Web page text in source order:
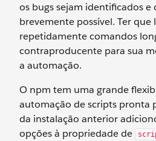
os bugs sejam identificados e
brevemente possível. Ter
repetidamente comandos
contraproducente para sua
a automação.
O npm tem uma grande
automação de scripts pronta
da instalação anterior
opções à propriedade de